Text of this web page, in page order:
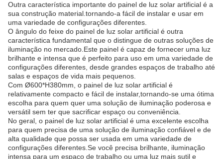
Outra característica importante do painel de luz solar artificial é a
sua construção material.tornando-a fácil de instalar e usar em
uma variedade de configurações diferentes.
O ângulo do feixe do painel de luz solar artificial é outra
característica fundamental que o distingue de outras soluções de
iluminação no mercado.Este painel é capaz de fornecer uma luz
brilhante e intensa que é perfeito para uso em uma variedade de
configurações diferentes, desde grandes espaços de trabalho até
salas e espaços de vida mais pequenos.
Com Ø600*H380mm, o painel de luz solar artificial é
relativamente compacto e fácil de instalar,tornando-se uma ótima
escolha para quem quer uma solução de iluminação poderosa e
versátil sem ter que sacrificar espaço ou conveniência.
No geral, o painel de luz solar artificial é uma excelente escolha
para quem precisa de uma solução de iluminação confiável e de
alta qualidade que possa ser usada em uma variedade de
configurações diferentes.Se você precisa brilhante, iluminação
intensa para um espaço de trabalho ou uma luz mais sutil e